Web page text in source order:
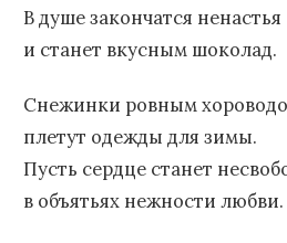
В душе закончатся ненастья
и станет вкусным шоколад.
Снежинки ровным
плетут одежды для зимы.
Пусть сердце станет
в объятьях нежности любви.